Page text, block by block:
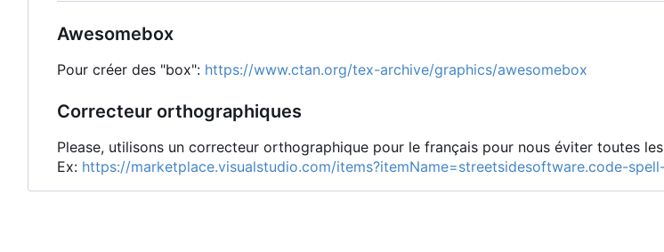
Awesomebox
Pour créer des "box": https://www.ctan.org/tex-archive/graphics/awesomebox
Correcteur orthographiques
Please, utilisons un correcteur orthographique pour le français pour nous éviter toutes
Ex: https://marketplace.visualstudio.com/items?itemName=streetsidesoftware.code-